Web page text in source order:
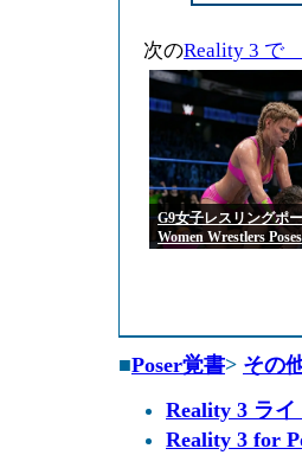
次のReality 3 で
G9女子レスリングポ
Women Wrestlers Poses
■Poser覚書> その
Reality 3 ラ
Reality 3 for